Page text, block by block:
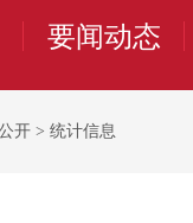
要闻动态
开 > 统计信息